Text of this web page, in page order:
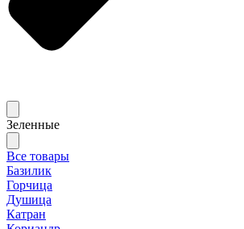
Зеленные
Все товары
Базилик
Горчица
Душица
Катран